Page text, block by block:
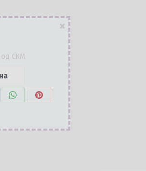
Share
WhatsApp
Share
Pinterest
од СКМ
×